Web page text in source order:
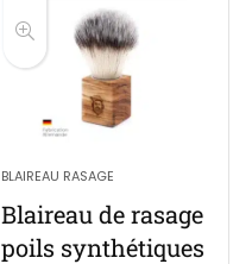
BLAIREAU RASAGE
Blaireau de rasage
poils synthétiques